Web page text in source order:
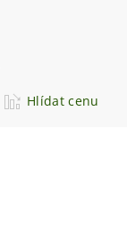
Hlídat cenu